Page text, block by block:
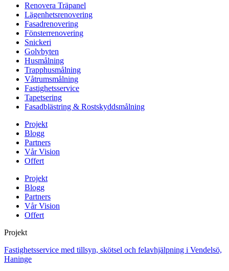
Renovera Träpanel
Lägenhetsrenovering
Fasadrenovering
Fönsterrenovering
Snickeri
Golvbyten
Husmålning
Trapphusmålning
Våtrumsmålning
Fastighetsservice
Tapetsering
Fasadblästring & Rostskyddsmålning
Projekt
Blogg
Partners
Vår Vision
Offert
Projekt
Blogg
Partners
Vår Vision
Offert
Projekt
Fastighetsservice med tillsyn, skötsel och felavhjälpning i Vendelsö,
Haninge